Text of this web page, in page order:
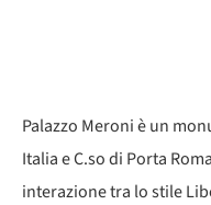
Palazzo Meroni è un
Italia e C.so di Porta
interazione tra lo stile